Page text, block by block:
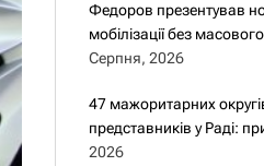
Федоров презентував
мобілізації без
Серпня, 2026
47 мажоритарних
представників у Раді:
2026